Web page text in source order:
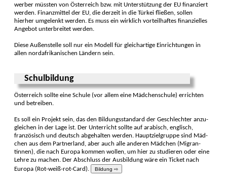
werber müssten von Öster­reich bzw. mit Unter­stützung der EU finan­ziert
werden. Finanz­mittel der EU, die der­zeit in die Türkei fließen, sollen
hierher umge­lenkt werden. Es muss ein wirklich vorteil­haftes finan­zielles
Ange­bot unter­breitet werden.
Diese Außenstelle soll nur ein Modell für gleich­artige Ein­richtun­gen in
allen nord­afri­kani­schen Ländern sein.
Schulbildung
Österreich sollte eine Schule (vor allem eine Mädchen­schule) er­richten
und be­treiben.
Es soll ein Projekt sein, das den Bildungs­standard der Geschlech­ter anzu­
gleichen in der Lage ist. Der Unterricht sollte auf ara­bisch, eng­lisch,
franzö­sisch und deutsch abge­halten werden. Hauptziel­gruppe sind Mäd­
chen aus dem Partner­land, aber auch alle anderen Mädchen (Migran­
tinnen), die nach Europa kommen wollen, um hier zu stu­dieren oder eine
Lehre zu machen. Der Ab­schluss der Aus­bildung wäre ein Ticket nach
Euro­pa (Rot-weiß-rot-Card).
Bildung ⇨